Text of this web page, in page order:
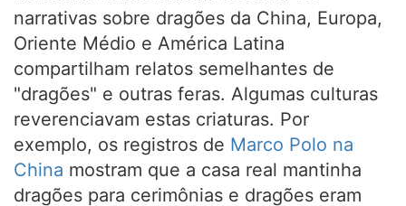
narrativas sobre dragões da China, Europa,
Oriente Médio e América Latina
compartilham relatos semelhantes de
"dragões" e outras feras. Algumas culturas
reverenciavam estas criaturas. Por
exemplo, os registros de Marco Polo na
China mostram que a casa real mantinha
dragões para cerimônias e dragões eram